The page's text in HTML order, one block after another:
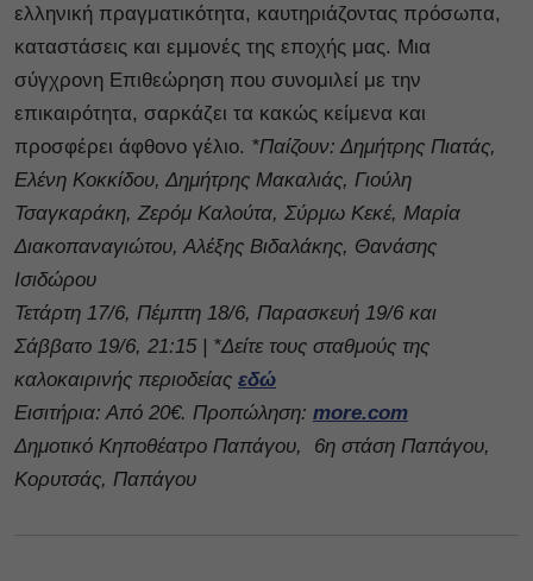
ελληνική πραγματικότητα, καυτηριάζοντας πρόσωπα,
καταστάσεις και εμμονές της εποχής μας. Μια
σύγχρονη Επιθεώρηση που συνομιλεί με την
επικαιρότητα, σαρκάζει τα κακώς κείμενα και
προσφέρει άφθονο γέλιο. *Παίζουν: Δημήτρης Πιατάς,
Ελένη Κοκκίδου, Δημήτρης Μακαλιάς, Γιούλη
Τσαγκαράκη, Ζερόμ Καλούτα, Σύρμω Κεκέ, Μαρία
Διακοπαναγιώτου, Αλέξης Βιδαλάκης, Θανάσης
Ισιδώρου
Τετάρτη 17/6, Πέμπτη 18/6, Παρασκευή 19/6 και
Σάββατο 19/6, 21:15 | *Δείτε τους σταθμούς της
καλοκαιρινής περιοδείας εδώ
Εισιτήρια: Από 20€. Προπώληση: more.com
Δημοτικό Κηποθέατρο Παπάγου,
6η στάση Παπάγου,
Κορυτσάς, Παπάγου